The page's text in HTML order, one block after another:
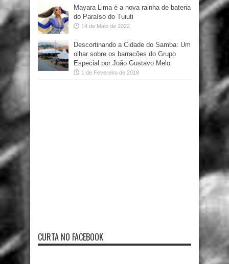
Mayara Lima é a nova rainha de bateria
do Paraíso do Tuiuti
14 de Maio de 2022
Descortinando a Cidade do Samba: Um
olhar sobre os barracões do Grupo
Especial por João Gustavo Melo
1 de Fevereiro de 2018
CURTA NO FACEBOOK